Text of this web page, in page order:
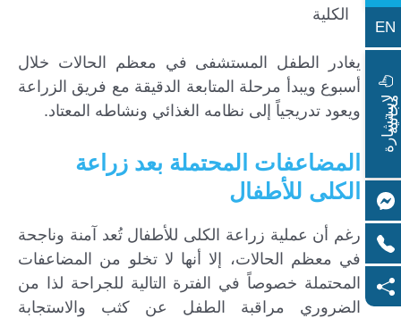
الكلية
يغادر الطفل المستشفى في معظم الحالات خلال
أسبوع ويبدأ مرحلة المتابعة الدقيقة مع فريق الزراعة
ويعود تدريجياً إلى نظامه الغذائي ونشاطه المعتاد.
المضاعفات المحتملة بعد زراعة
الكلى للأطفال
رغم أن عملية زراعة الكلى للأطفال تُعد آمنة وناجحة
في معظم الحالات، إلا أنها لا تخلو من المضاعفات
المحتملة خصوصاً في الفترة التالية للجراحة لذا من
الضروري مراقبة الطفل عن كثب والاستجابة
EN
ل
ا
س
ت
ش
ا
ر
ة
م
ج
ا
ن
ي
ة